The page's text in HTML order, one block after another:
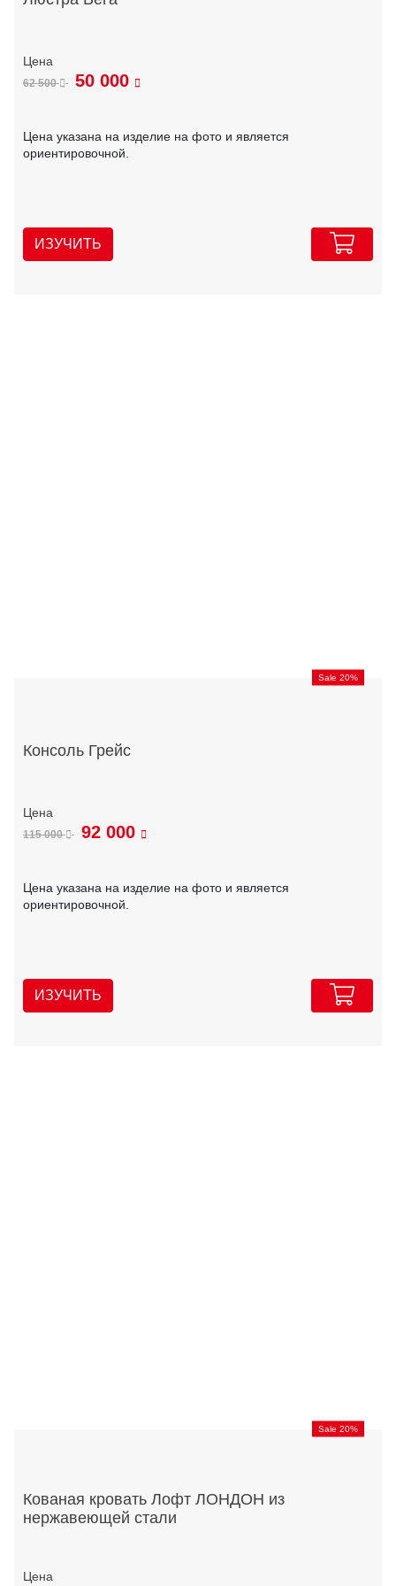
62 500 50 000
Цена указана на изделие на фото и является
ориентировочной.
ИЗУЧИТЬ
Sale 20%
Консоль Грейс
115 000 92 000
Цена указана на изделие на фото и является
ориентировочной.
ИЗУЧИТЬ
Sale 20%
Кованая кровать Лофт ЛОНДОН из
нержавеющей стали